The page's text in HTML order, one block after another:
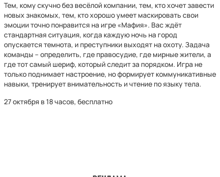
Тем, кому скучно без весёлой компании, тем, кто хочет завести
новых знакомых, тем, кто хорошо умеет маскировать свои
эмоции точно понравится на игре «Мафия». Вас ждёт
стандартная ситуация, когда каждую ночь на город
опускается темнота, и преступники выходят на охоту. Задача
команды – определить, где правосудие, где мирные жители, а
где тот самый шериф, который следит за порядком. Игра не
только поднимает настроение, но формирует коммуникативные
навыки, тренирует внимательность и чтение по языку тела.
27 октября в 18 часов, бесплатно